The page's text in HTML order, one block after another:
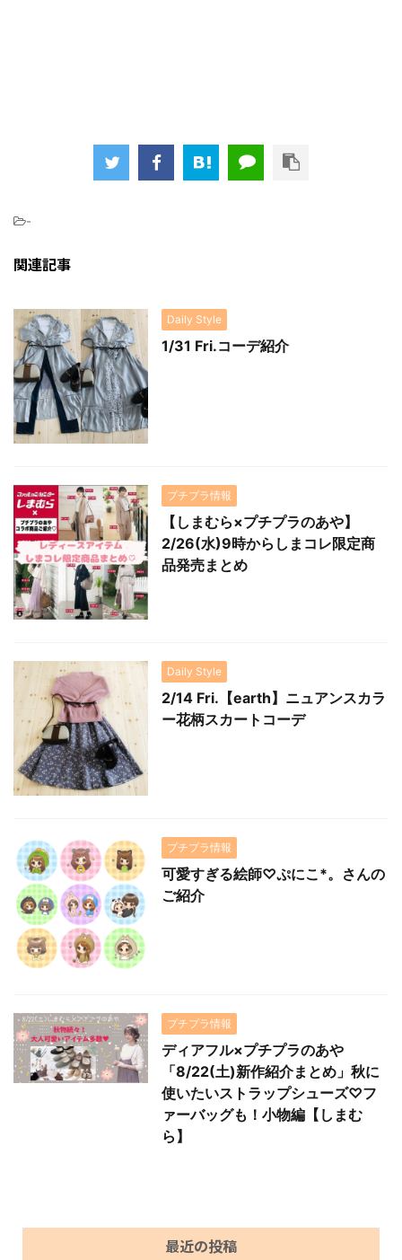
-
関連記事
Daily Style
1/31 Fri.コーデ紹介
プチプラ情報
【しまむら×プチプラのあや】
2/26(水)9時からしまコレ限定商
品発売まとめ
Daily Style
2/14 Fri.【earth】ニュアンスカラ
ー花柄スカートコーデ
プチプラ情報
可愛すぎる絵師♡ぷにこ*。さんの
ご紹介
プチプラ情報
ディアフル×プチプラのあや
「8/22(土)新作紹介まとめ」秋に
使いたいストラップシューズ♡フ
ァーバッグも！小物編【しまむ
ら】
最近の投稿